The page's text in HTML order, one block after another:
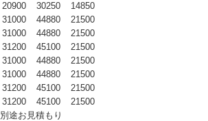
20900 30250
14850
31000 44880
21500
31000 44880
21500
31200 45100
21500
31000 44880
21500
31000 44880
21500
31200 45100
21500
31200 45100
21500
別途お見積もり